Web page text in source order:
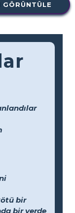
bir
bir yerde